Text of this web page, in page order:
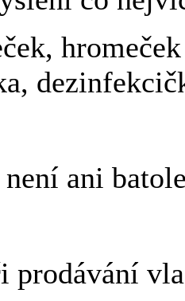
ani
prodávání